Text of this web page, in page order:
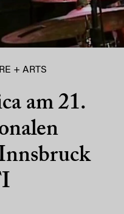
+ ARTS
am 21.